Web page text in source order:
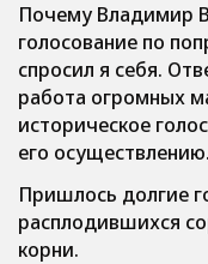
Почему Владимир
голосование по
спросил я себя.
работа огромных
историческое
его осуществлению.
Пришлось долгие
расплодившихся
корни.